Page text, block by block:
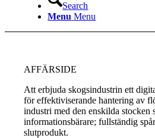
Search
Menu Menu
AFFÄRSIDE
Att erbjuda skogsindustrin ett
för effektiviserande hantering av
industri med den enskilda stocken
informationsbärare; fullständig
slutprodukt.